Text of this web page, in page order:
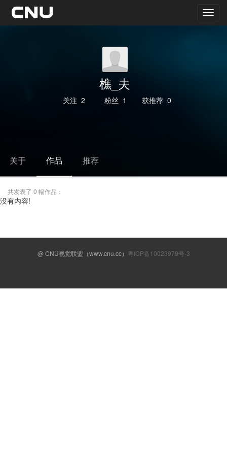
樵_夫
关注 2 粉丝 1 获推荐 0
关于 作品 推荐
共发表了 0 幅作品：
没有内容!
@ CNU视觉联盟（www.cnu.cc） 粤ICP备10023979号-3